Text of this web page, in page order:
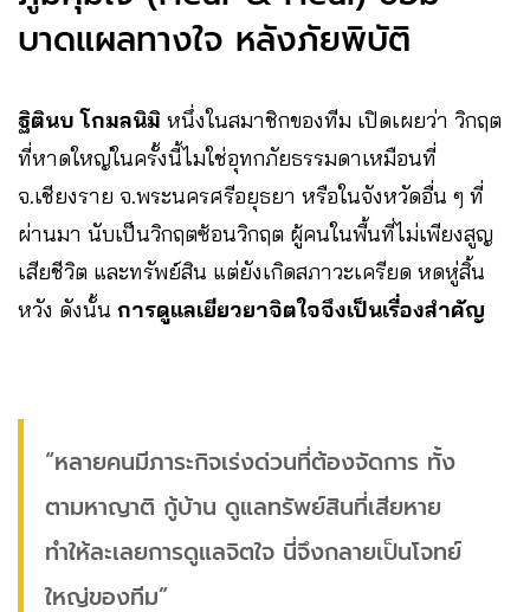
บาดแผลทางใจ หลังภัยพิบัติ
ฐิตินบ โกมลนิมิ หนึ่งในสมาชิกของทีม เปิดเผยว่า วิกฤต
ที่หาดใหญ่ในครั้งนี้ไมใช่อุทกภัยธรรมดาเหมือนที่
จ.เชียงราย จ.พระนครศรีอยุธยา หรือในจังหวัดอื่น ๆ ที่
ผ่านมา นับเป็นวิกฤตซ้อนวิกฤต ผู้คนในพื้นที่ไม่เพียงสูญ
เสียชีวิต และทรัพย์สิน แต่ยังเกิดสภาวะเครียด หดหู่สิ้น
หวัง ดังนั้น การดูแลเยียวยาจิตใจจึงเป็นเรื่องสำคัญ
“หลายคนมีภาระกิจเร่งด่วนที่ต้องจัดการ ทั้ง
ตามหาญาติ กู้บ้าน ดูแลทรัพย์สินที่เสียหาย
ทำให้ละเลยการดูแลจิตใจ นี่จึงกลายเป็นโจทย์
ใหญ่ของทีม”